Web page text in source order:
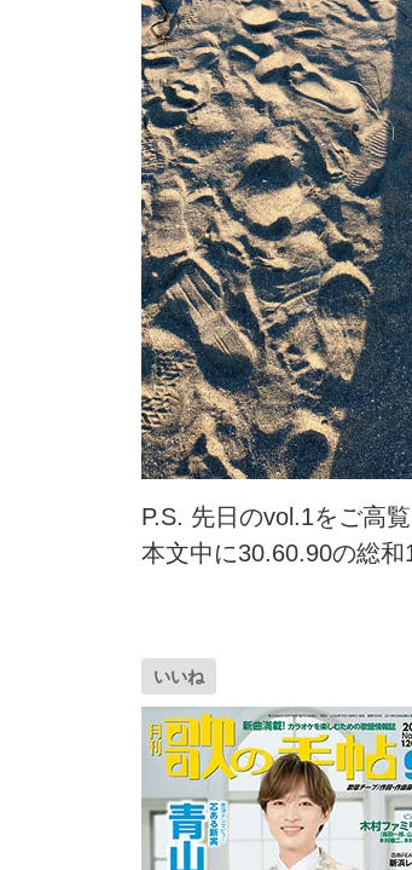
P.S. 先日のvol.1をご高
本文中に30.60.90の総
いいね